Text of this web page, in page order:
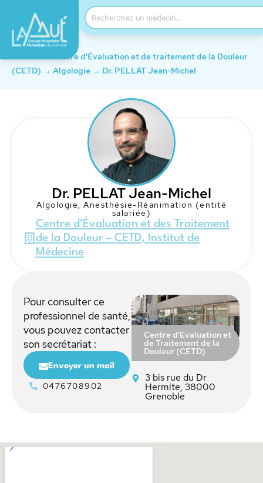
Centre d'Évaluation et de traitement de la Douleur
(CETD) → Algologie → Dr. PELLAT Jean-Michel
Dr. PELLAT Jean-Michel
Algologie,Anesthésie-Réanimation (entité
salariée)
Centre d’Évaluation et des Traitement
de la Douleur – CETD, Institut de
Médecine
Pour consulter ce
professionnel de santé,
vous pouvez contacter
son secrétariat :
Envoyer un mail
0476708902
Centre d'Evaluation et
de Traitement de la
Douleur (CETD)
3 bis rue du Dr
Hermite, 38000
Grenoble